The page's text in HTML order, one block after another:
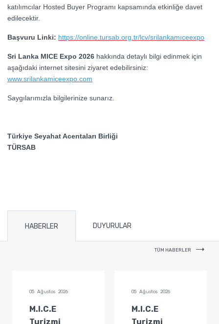
katılımcılar Hosted Buyer Programı kapsamında etkinliğe davet
edilecektir.
Başvuru Linki: https://online.tursab.org.tr/lcv/srilankamıceexpo
Sri Lanka MICE Expo 2026 hakkında detaylı bilgi edinmek için
aşağıdaki internet sitesini ziyaret edebilirsiniz:
www.srilankamiceexpo.com
Saygılarımızla bilgilerinize sunarız.
Türkiye Seyahat Acentaları Birliği
TÜRSAB
HABERLER DUYURULAR
TÜM HABERLER
05 Ağustos 2026
M.I.C.E
Turizmi
05 Ağustos 2026
M.I.C.E
Turizmi